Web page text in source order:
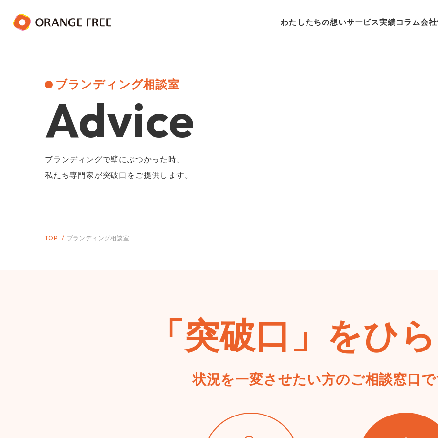
わたしたちの想いサービス実績コラム会
ブランディング相談室
Advice
ブランディングで壁にぶつかった時、
私たち専門家が突破口をご提供します。
TOP ブランディング相談室
「突破口」をひら
状況を一変させたい方のご相談窓口で